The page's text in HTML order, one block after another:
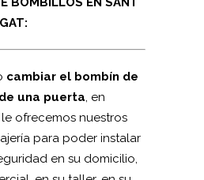
cambiar el bombín de
una puerta, en
ofrecemos nuestros
para poder instalar
en su domicilio,